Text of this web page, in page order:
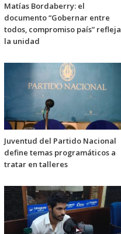
Matías Bordaberry: el
documento “Gobernar entre
todos, compromiso país” refleja
la unidad
Juventud del Partido Nacional
define temas programáticos a
tratar en talleres